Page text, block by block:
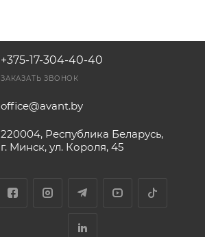
+375-17-304-40-40
ЗАКАЗАТЬ ЗВОНОК
office@avant.by
220004, Республика Беларусь,
г. Минск, ул. Короля, 45